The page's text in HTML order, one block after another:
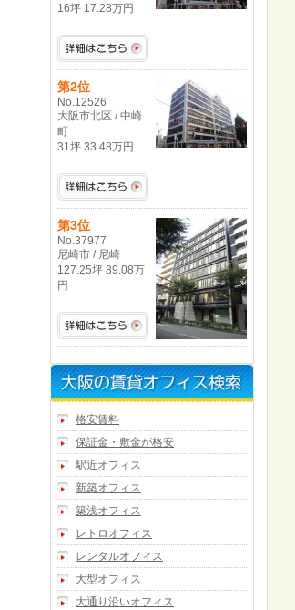
16坪 17.28万円
第2位
No.12526
大阪市北区 / 中崎
町
31坪 33.48万円
第3位
No.37977
尼崎市 / 尼崎
127.25坪 89.08万
円
格安賃料
保証金・敷金が格安
駅近オフィス
新築オフィス
築浅オフィス
レトロオフィス
レンタルオフィス
大型オフィス
大通り沿いオフィス